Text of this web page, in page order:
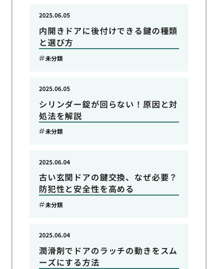
内開きドアに後付けできる鍵の種類
と選び方
2025.06.05
未分類
シリンダー錠が回らない！原因と対
処法を解説
2025.06.05
未分類
古い玄関ドアの鍵交換、なぜ必要？
防犯性と安全性を高める
2025.06.04
未分類
潤滑剤でドアのラッチの動きをスム
ーズにする方法
2025.06.04